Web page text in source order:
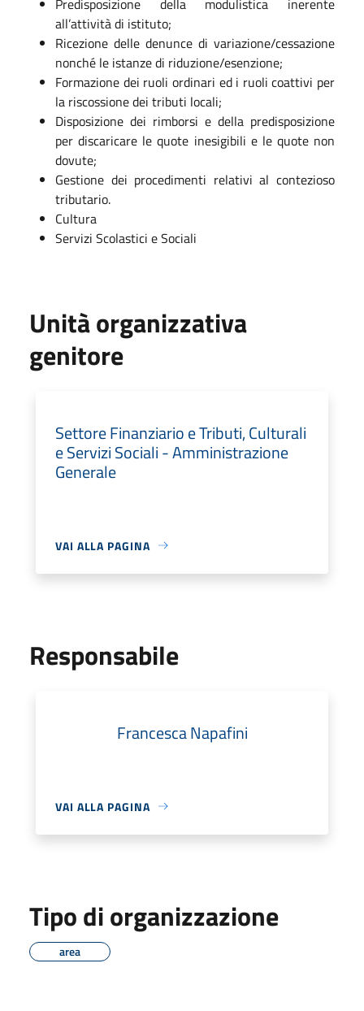
all’attività di istituto;
Ricezione delle denunce di variazione/cessazione
nonché le istanze di riduzione/esenzione;
Formazione dei ruoli ordinari ed i ruoli coattivi per
la riscossione dei tributi locali;
Disposizione dei rimborsi e della predisposizione
per discaricare le quote inesigibili e le quote non
dovute;
Gestione dei procedimenti relativi al contezioso
tributario.
Cultura
Servizi Scolastici e Sociali
Unità organizzativa
genitore
Settore Finanziario e Tributi, Culturali
e Servizi Sociali - Amministrazione
Generale
VAI ALLA PAGINA
Responsabile
Francesca Napafini
VAI ALLA PAGINA
Tipo di organizzazione
area